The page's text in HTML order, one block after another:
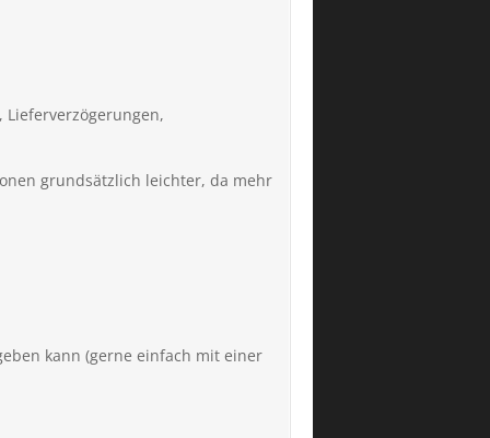
Lieferverzögerungen,
grundsätzlich leichter, da mehr
kann (gerne einfach mit einer